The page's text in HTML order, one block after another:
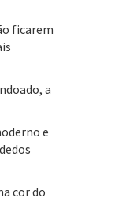
ficarem
a
e
cor do